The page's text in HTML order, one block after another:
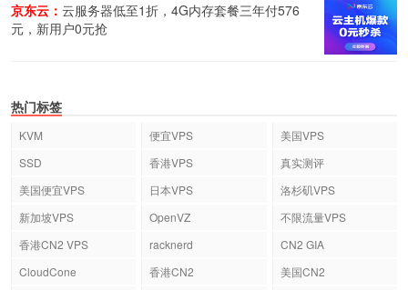
京东云： 云服务器低至1折，4G内存套餐三年付576
元，新用户0元抢
热门标签
KVM 便宜VPS
美国VPS
SSD
香港VPS
真实测评
美国便宜VPS
日本VPS
洛杉矶VPS
新加坡VPS
OpenVZ
不限流量VPS
香港CN2 VPS
racknerd
CN2 GIA
CloudCone
香港CN2
美国CN2